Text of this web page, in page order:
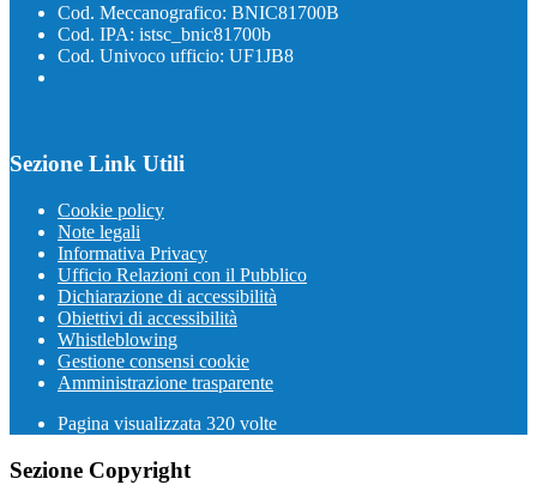
Cod. Meccanografico: BNIC81700B
Cod. IPA: istsc_bnic81700b
Cod. Univoco ufficio: UF1JB8
Sezione Link Utili
Cookie policy
Note legali
Informativa Privacy
Ufficio Relazioni con il Pubblico
Dichiarazione di accessibilità
Obiettivi di accessibilità
Whistleblowing
Gestione consensi cookie
Amministrazione trasparente
Pagina visualizzata 320 volte
Sezione Copyright